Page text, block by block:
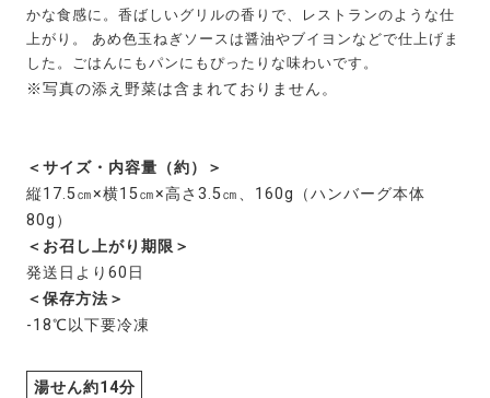
かな食感に。香ばしいグリルの香りで、レストランのような仕
上がり。 あめ色玉ねぎソースは醤油やブイヨンなどで仕上げま
した。ごはんにもパンにもぴったりな味わいです。
※写真の添え野菜は含まれておりません。
＜サイズ・内容量（約）＞
縦17.5㎝×横15㎝×高さ3.5㎝、160g（ハンバーグ本体
80g）
＜お召し上がり期限＞
発送日より60日
＜保存方法＞
-18℃以下要冷凍
湯せん約14分